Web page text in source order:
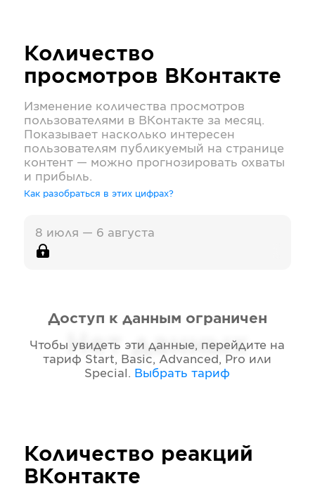
Количество
просмотров ВКонтакте
Изменение количества просмотров
пользователями в ВКонтакте за месяц.
Показывает насколько интересен
пользователям публикуемый на странице
контент — можно прогнозировать охваты
и прибыль.
Как разобраться в этих цифрах?
8 июля — 6 августа
Нет данных
Доступ к данным ограничен
Чтобы увидеть эти данные, перейдите на
тариф Start, Basic, Advanced, Pro или
Special . Выбрать тариф
Количество реакций
ВКонтакте